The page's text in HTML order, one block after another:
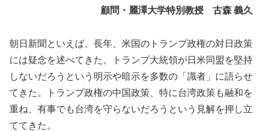
顧問・麗澤大学特別教授 古森 義久
朝日新聞といえば、長年、米国のトランプ政権の対日政策
には疑念を述べてきた。トランプ大統領が日米同盟を堅持
しないだろうという明示や暗示を多数の「識者」に語らせ
てきた。トランプ政権の中国政策、特に台湾政策も融和を
重ね、有事でも台湾を守らないだろうという見解を押し立
ててきた。